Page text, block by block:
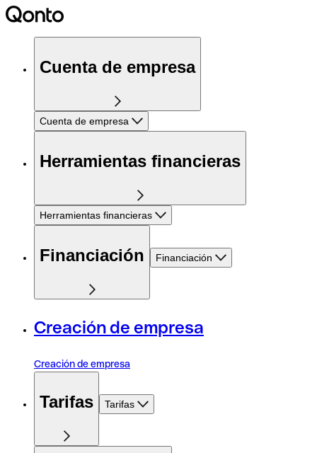
Cuenta de empresa
Cuenta de empresa
Herramientas financieras
Herramientas financieras
Financiación Financiación
Creación de empresa
Creación de empresa
Tarifas Tarifas